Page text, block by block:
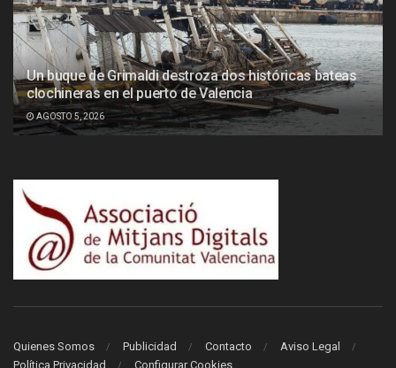
Un buque de Grimaldi destroza dos históricas bateas
clochineras en el puerto de Valencia
AGOSTO 5, 2026
Quienes Somos Publicidad Contacto
Aviso Legal
Política Privacidad
Configurar Cookies